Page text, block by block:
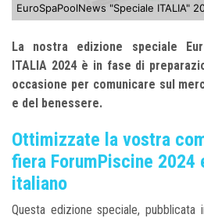
EuroSpaPoolNews "Speciale ITALIA"
La nostra edizione speciale
ITALIA 2024 è in fase di
occasione per comunicare sul
e del benessere.
Ottimizzate la vostra
fiera ForumPiscine 2024
italiano
Questa edizione speciale,